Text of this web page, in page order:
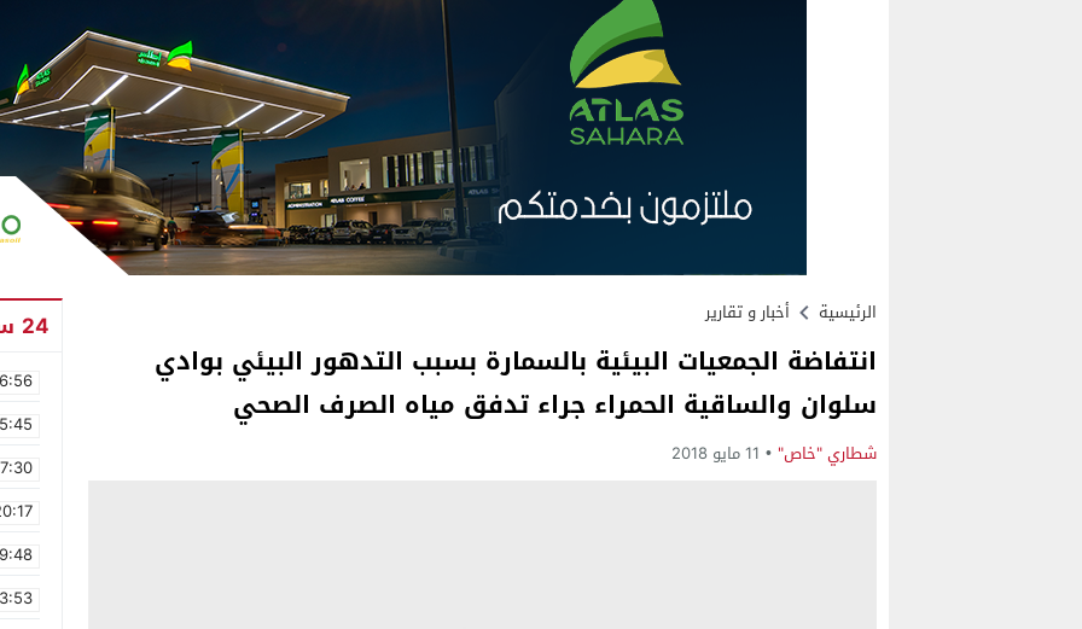
الرئيسية أخبار و تقارير
انتفاضة الجمعيات البيئية بالسمارة بسبب التدهور البيئي بوادي
سلوان والساقية الحمراء جراء تدفق مياه الصرف الصحي
شطاري "خاص" 11 مايو 2018
24 ساعة